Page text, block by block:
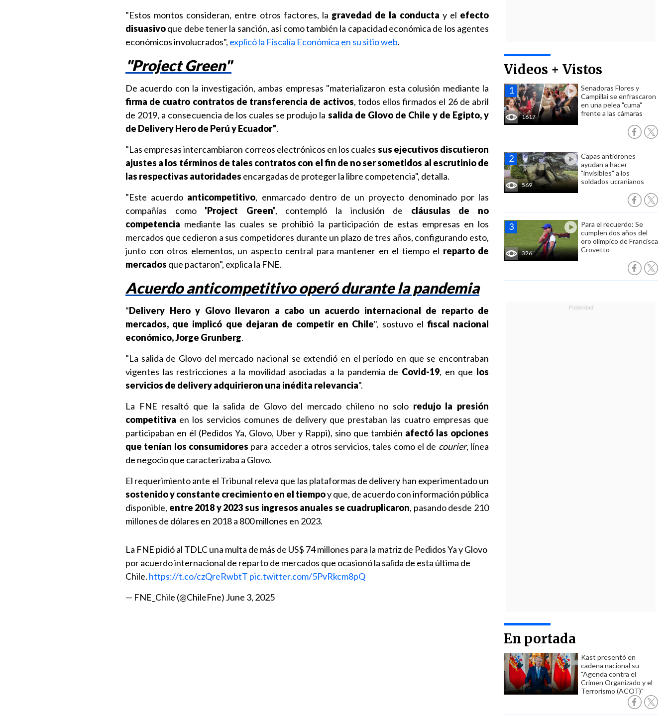
Videos + Vistos
1617
Senadoras Flores y
Campillai se enfrascaron
en una pelea "cuma"
frente a las cámaras
569
Capas antidrones
ayudan a hacer
"invisibles" a los
soldados ucranianos
326
Para el recuerdo: Se
cumplen dos años del
oro olímpico de Francisca
Crovetto
En portada
Kast presentó en
cadena nacional su
"Agenda contra el
Crimen Organizado y el
Terrorismo (ACOT)"
"Estos montos consideran, entre otros factores, la gravedad de la conducta y el efecto
disuasivoque debe tener la sanción, así como también la capacidad económica de los agentes
económicos involucrados", explicó la Fiscalía Económica en su sitio web.
"Project Green"
De acuerdo con la investigación, ambas empresas "materializaron esta colusión mediante la
firma de cuatro contratos de transferencia de activos, todos ellos firmados el 26 de abril
de 2019, a consecuencia de los cuales se produjo la salida de Glovo de Chile y de Egipto, y
de Delivery Hero de Perú y Ecuador".
"Las empresas intercambiaron correos electrónicos en los cuales sus ejecutivos discutieron
ajustes a los términos de tales contratos con el fin de no ser sometidos al escrutinio de
las respectivas autoridades encargadas de proteger la libre competencia", detalla.
"Este acuerdo anticompetitivo, enmarcado dentro de un proyecto denominado por las
compañías como 'Project Green', contempló la inclusión de cláusulas de no
competencia mediante las cuales se prohibió la participación de estas empresas en los
mercados que cedieron a sus competidores durante un plazo de tres años, configurando esto,
junto con otros elementos, un aspecto central para mantener en el tiempo el reparto de
mercados que pactaron", explica la FNE.
Acuerdo anticompetitivo operó durante la pandemia
"Delivery Hero y Glovo llevaron a cabo un acuerdo internacional de reparto de
mercados, que implicó que dejaran de competir en Chile", sostuvo el fiscal nacional
económico, Jorge Grunberg.
"La salida de Glovo del mercado nacional se extendió en el período en que se encontraban
vigentes las restricciones a la movilidad asociadas a la pandemia de Covid-19, en que los
servicios de delivery adquirieron una inédita relevancia".
La FNE resaltó que la salida de Glovo del mercado chileno no solo redujo la presión
competitiva en los servicios comunes de delivery que prestaban las cuatro empresas que
participaban en él (Pedidos Ya, Glovo, Uber y Rappi), sino que también afectó las opciones
que tenían los consumidores para acceder a otros servicios, tales como el de courier, línea
de negocio que caracterizaba a Glovo.
El requerimiento ante el Tribunal releva que las plataformas de delivery han experimentado un
sostenido y constante crecimiento en el tiempoy que, de acuerdo con información pública
disponible, entre 2018 y 2023 sus ingresos anuales se cuadruplicaron, pasando desde 210
millones de dólares en 2018 a 800 millones en 2023.
La FNE pidió al TDLC una multa de más de US$ 74 millones para la matriz de Pedidos Ya y Glovo
por acuerdo internacional de reparto de mercados que ocasionó la salida de esta última de
Chile. https://t.co/czQreRwbtT pic.twitter.com/5PvRkcm8pQ
— FNE_Chile (@ChileFne) June 3, 2025